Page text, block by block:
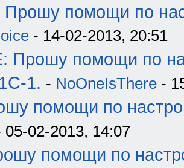
Прошу помощи по
- 14-02-2013, 20:51
Прошу помощи по
1. - NoOneIsThere -
помощи по
05-02-2013, 14:07
помощи по